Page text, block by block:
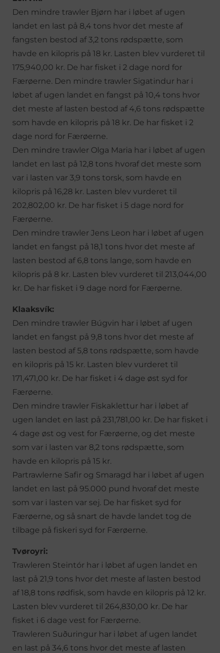
Den mindre trawler Bjørn har i løbet af ugen
landet en last på 8,4 tons hvor det meste af
fangsten bestod af 3,2 tons rødspætte, som
havde en kilopris på 18 kr. Lasten blev vurderet til
175,940,00 kr. De har fisket i 2 dage nord for
Færøerne. Den mindre trawler Sigatindur har i
løbet af ugen landet en fangst på 10,4 tons hvor
det meste af lasten bestod af 4,6 tons rødspætte
som havde en kilopris på 18 kr. De har fisket i 2
dage nord for Færøerne.
Den mindre trawler Olga Maria har i løbet af ugen
landet en last på 12,8 tons hvoraf det meste som
var i lasten var 3,9 tons torsk, som havde en
kilopris på 16,28 kr. Lasten blev vurderet til
202,802,00 kr. De har fisket i 5 dage nord for
Færøerne.
Den mindre trawler Jens Leon har i løbet af ugen
landet en fangst på 18,1 tons hvor det meste af
lasten bestod af 6,8 tons lange, som havde en
kilopris på 8 kr. Lasten blev vurderet til 213,044,00
kr. De har fisket i 9 dage nord for Færøerne.
Klaaksvík:
Den mindre trawler Búgvin har i løbet af ugen
landet en fangst på 9,8 tons hvor det meste af
lasten bestod af 5,8 tons rødspætte, som havde
en kilopris på 15 kr. Lasten blev vurderet til
171,471,00 kr. De har fisket i 4 dage øst syd for
Færøerne.
Den mindre trawler Fiskaklettur har i løbet af
ugen landet en last på 231,781,00 kr. De har fisket i
4 dage øst og vest for Færøerne, og det meste
som var i lasten var 8,2 tons rødspætte, som
havde en kilopris på 15 kr.
Partrawlerne Safir og Smaragd har i løbet af ugen
landet en last på 95.000 pund hvoraf det meste
som var i lasten var sej. De har fisket syd for
Færøerne, og så snart de havde landet tog de
tilbage på fiskeri syd for Færøerne.
Tvøroyri:
Trawleren Steintór har i løbet af ugen landet en
last på 21,9 tons hvor det meste af lasten bestod
af 18,8 tons rødfisk, som havde en kilopris på 12 kr.
Lasten blev vurderet til 264,830,00 kr. De har
fisket i 6 dage vest for Færøerne.
Trawleren Suðuringur har i løbet af ugen landet
en last på 34,6 tons hvor det meste af lasten